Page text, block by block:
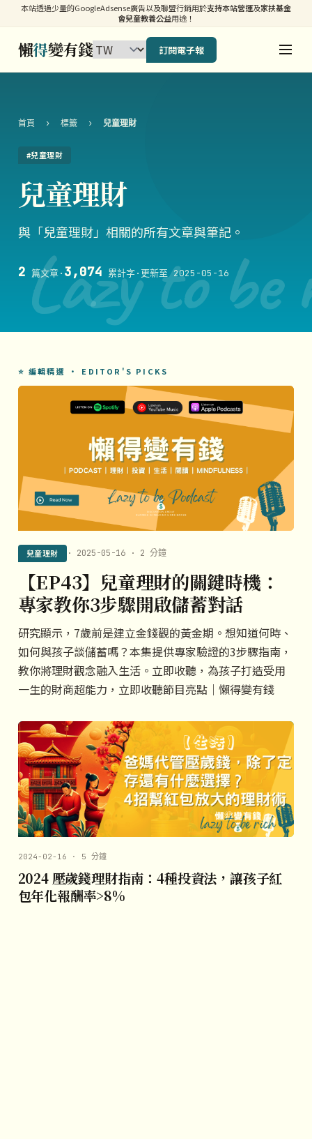
本站透過少量的GoogleAdsense廣告以及聯盟行銷用於支持本站營運及家扶基金
會兒童教養公益用途！
懶得變有錢 訂閱電子報
Lazy to be
首頁 › 標籤 › 兒童理財
#兒童理財
兒童理財
與「兒童理財」相關的所有文章與筆記。
2 篇文章· 3,074 累計字 ·更新至 2025-05-16
⭐ 編輯精選 · EDITOR'S PICKS
兒童理財 · 2025-05-16 · 2 分鐘
【EP43】兒童理財的關鍵時機：
專家教你3步驟開啟儲蓄對話
研究顯示，7歲前是建立金錢觀的黃金期。想知道何時、
如何與孩子談儲蓄嗎？本集提供專家驗證的3步驟指南，
教你將理財觀念融入生活。立即收聽，為孩子打造受用
一生的財商超能力，立即收聽節目亮點｜懶得變有錢
2024-02-16 · 5 分鐘
2024 壓歲錢理財指南：4種投資法，讓孩子紅
包年化報酬率>8%